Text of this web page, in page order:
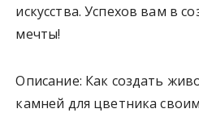
искусства. Успехов вам в
мечты!
Описание: Как создать
камней для цветника